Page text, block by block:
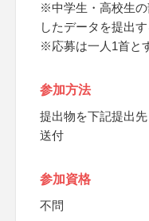
※中学生・高校生
したデータを提出す
※応募は一人1首と
参加方法
提出物を下記提出
送付
参加資格
不問